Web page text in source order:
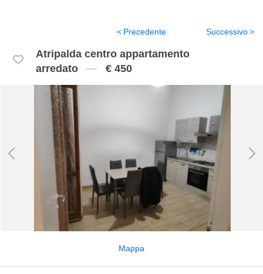
Atripalda centro appartamento
arredato
€ 450
Precedente Successivo
Mappa